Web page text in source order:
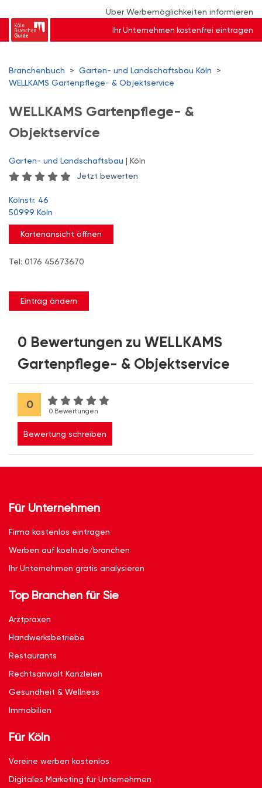
Über Werbemöglichkeiten informieren
Ihr Unternehmen kostenfrei eintragen
Branchenbuch > Garten- und Landschaftsbau Köln
>
WELLKAMS Gartenpflege- & Objektservice
WELLKAMS Gartenpflege- &
Objektservice
Garten- und Landschaftsbau | Köln
Jetzt bewerten
Kölnstr. 46
50999 Köln
Kartenansicht öffnen
Tel: 0176 45673670
Eintrag ändern
0 Bewertungen zu WELLKAMS
Gartenpflege- & Objektservice
0
0 Bewertungen
Bewertung schreiben
Für Unternehmen
Firma kostenlos eintragen
Werben auf koeln.de/branchen
Ihr Unternehmen gratis analysieren
Top Branchen für Sie
Arztpraxen
Handwerksbetriebe
Restaurants
Rechtsanwalt Kanzleien
Gesundheit & Wellness
Immobilien
Für Köln
Vereine werben kostenlos
Digitales Marketing für Unternehmen